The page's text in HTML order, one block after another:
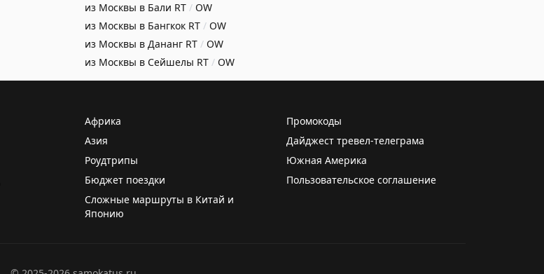
из Москвы в Бали RT / OW
из Москвы в Бангкок RT / OW
из Москвы в Дананг RT / OW
из Москвы в Сейшелы RT / OW
Африка
Промокоды
Азия
Дайджест тревел-телеграма
Роудтрипы
Южная Америка
Бюджет поездки
Пользовательское соглашение
Сложные маршруты в Китай и
Японию